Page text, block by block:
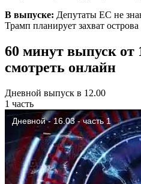
В выпуске: Депутаты ЕС не
Трамп планирует захват
60 минут выпуск от
смотреть онлайн
Дневной выпуск в 12.00
1 часть